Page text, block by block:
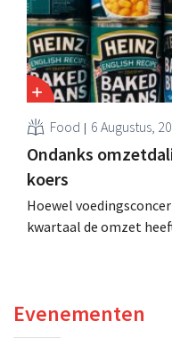
Food 6 Augustus,
Ondanks
koers
Hoewel
kwartaal de omzet
Evenementen